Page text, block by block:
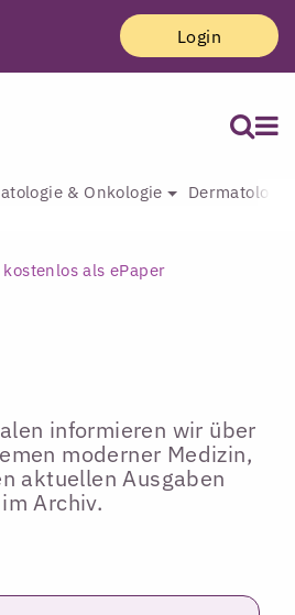
Login
& Onkologie
als ePaper
informieren wir über
moderner Medizin,
aktuellen Ausgaben
Archiv.